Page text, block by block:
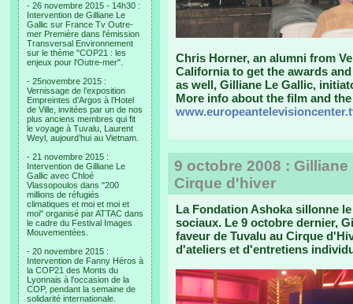
- 26 novembre 2015 - 14h30 :
Intervention de Gilliane Le
Gallic sur France Tv Outre-
mer Première dans l'émission
Transversal Environnement
sur le thème "COP21 : les
enjeux pour l'Outre-mer".
- 25novembre 2015 :
Vernissage de l’exposition
Empreintes d’Argos à l’Hotel
de Ville, invitées par un de nos
plus anciens membres qui fit
le voyage à Tuvalu, Laurent
Weyl, aujourd’hui au Vietnam.
- 21 novembre 2015 :
Intervention de Gilliane Le
Gallic avec Chloé
Vlassopoulos dans "200
millions de réfugiés
climatiques et moi et moi et
moi" organisé par ATTAC dans
le cadre du Festival Images
Mouvementées.
- 20 novembre 2015 :
Intervention de Fanny Héros à
la COP21 des Monts du
Lyonnais à l'occasion de la
COP, pendant la semaine de
solidarité internationale.
Chris Horner, an alumni from
California to get the awards
as well, Gilliane Le Gallic,
More info about the film and
9 octobre 2008 :
Cirque d'hiver
La Fondation Ashoka sillonne
sociaux. Le 9 octobre dernier,
faveur de Tuvalu au Cirque
d'ateliers et d'entretiens